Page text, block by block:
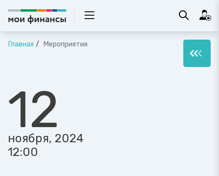
Главная Мероприятия
12
ноября, 2024
12:00